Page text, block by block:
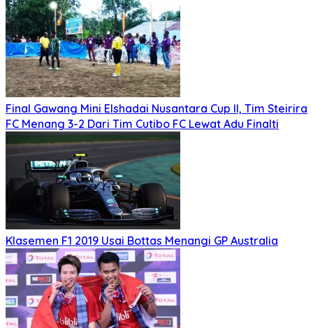
Final Gawang Mini Elshadai Nusantara Cup II, Tim Steirira
FC Menang 3-2 Dari Tim Cutibo FC Lewat Adu Finalti
Klasemen F1 2019 Usai Bottas Menangi GP Australia